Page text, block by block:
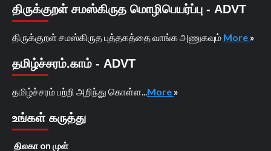
திருக்குறள் சமஸ்கிருத மொழிபெயர்ப்பு - ADVT
திருக்குறள் சமஸ்கிருத புத்தகத்தை வாங்க அணுகவும் More »
தமிழ்ச்சரம்.காம் - ADVT
தமிழ்ச்சரம் பற்றி அறிந்து கொள்ள...More »
உங்கள் கருத்து
திலகா on முள்